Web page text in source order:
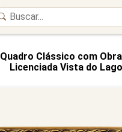
Quadro Clássico com
Licenciada Vista do